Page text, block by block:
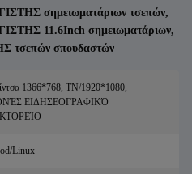
σημειωματάριων τσεπών,
11.6Inch σημειωματάριων,
σπουδαστών
1366*768, TN/1920*1080,
ΕΙΔΗΣΕΟΓΡΑΦΙΚΌ
Linux